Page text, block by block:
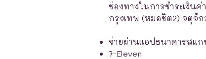
ช่องทางในการชำระเงิน
กรุงเทพ (หมอชิต2) จตุจั
จ่ายผ่านแอปธนาคารสแก
7-Eleven